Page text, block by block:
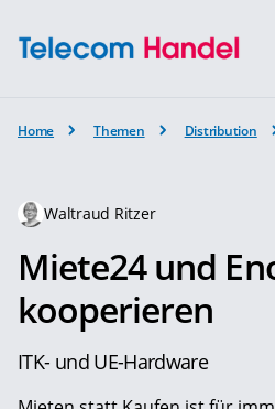
Home Themen Distribution
Waltraud Ritzer
Miete24 und
kooperieren
ITK- und UE-Hardware